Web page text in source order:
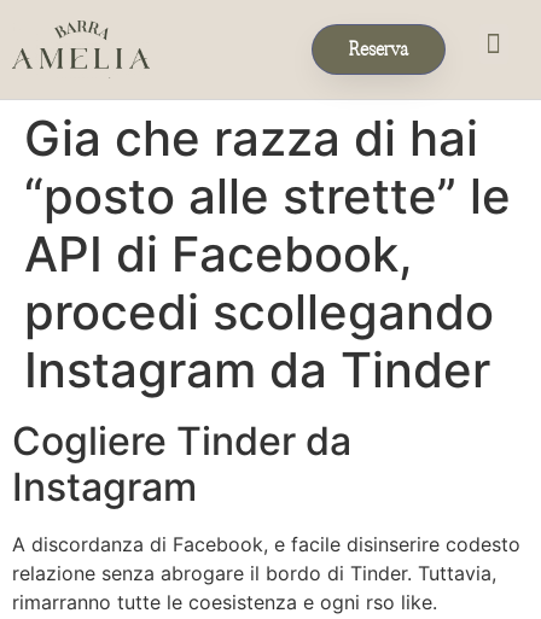
Reserva
Gia che razza di hai
“posto alle strette” le
API di Facebook,
procedi scollegando
Instagram da Tinder
Cogliere Tinder da
Instagram
A discordanza di Facebook, e facile disinserire codesto
relazione senza abrogare il bordo di Tinder. Tuttavia,
rimarranno tutte le coesistenza e ogni rso like.